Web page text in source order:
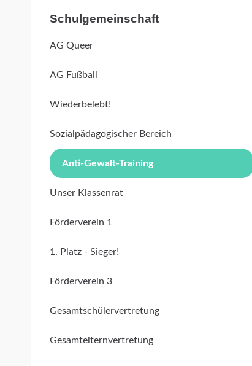
Schulgemeinschaft
AG Queer
AG Fußball
Wiederbelebt!
Sozialpädagogischer Bereich
Anti-Gewalt-Training
Unser Klassenrat
Förderverein 1
1. Platz - Sieger!
Förderverein 3
Gesamtschülervertretung
Gesamtelternvertretung